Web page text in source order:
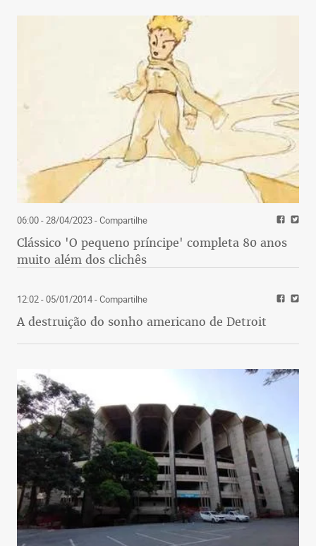
06:00 - 28/04/2023- Compartilhe
Clássico 'O pequeno príncipe' completa 80 anos
muito além dos clichês
12:02 - 05/01/2014- Compartilhe
A destruição do sonho americano de Detroit